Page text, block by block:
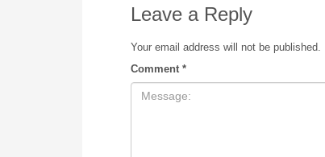
Leave a Reply
Your email address will not be published.
Comment *